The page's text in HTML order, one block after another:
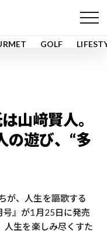
GOLF
山﨑賢人。
の遊び、“多
が、人生を謳歌する
号』が1月25日に発売
人生を楽しみ尽くすた